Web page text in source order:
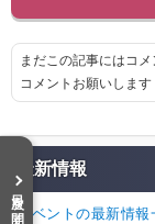
まだこの記事にはコ
コメントお願いします
目次を開く
最新情報
イベントの最新情報